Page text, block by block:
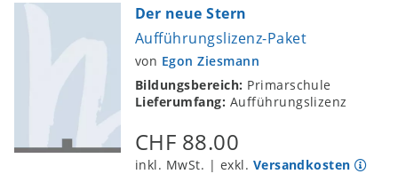
Der neue Stern
Aufführungslizenz-Paket
von Egon Ziesmann
Bildungsbereich: Primarschule
Lieferumfang: Aufführungslizenz
CHF 88.00
inkl. MwSt. | exkl. Versandkosten